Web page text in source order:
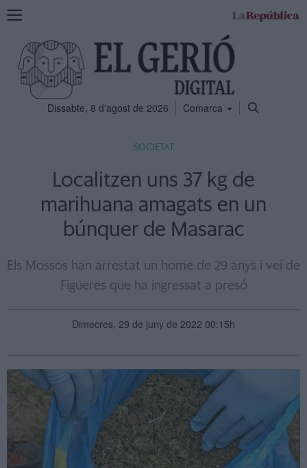
Mostra
navegació
Dissabte, 8 d'agost de 2026 Comarca
SOCIETAT
Localitzen uns 37 kg de
marihuana amagats en un
búnquer de Masarac
Els Mossos han arrestat un home de 29 anys i veí de
Figueres que ha ingressat a presó
Dimecres, 29 de juny de 2022 00:15h